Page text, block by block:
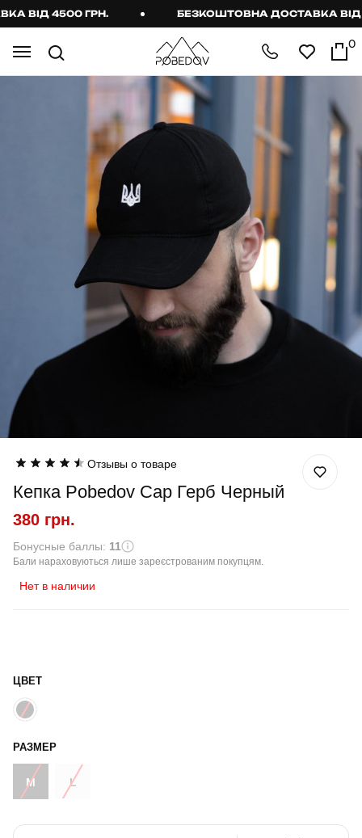
ВІД 4500 ГРН. БЕЗКОШТОВНА ДОСТАВКА ВІД
0
Отзывы о товаре
Кепка Pobedov Cap Герб Черный
380 грн.
Бонусные баллы: 11
Бали нараховуються лише зареєстрованим покупцям.
Нет в наличии
ЦВЕТ
РАЗМЕР
M L